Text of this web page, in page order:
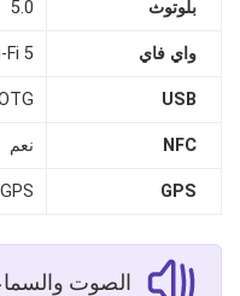
بلوتوث 5.0
واي فاي Fi 5
USB
NFC نعم
GPS
الصوت